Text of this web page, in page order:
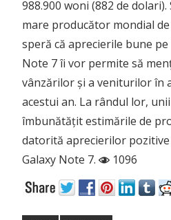
988.900 woni (882 de dolari).
mare producător mondial
speră că aprecierile bune
Note 7 îi vor permite să
vânzărilor și a veniturilor în
acestui an. La rândul lor,
îmbunătățit estimările de
datorită aprecierilor
Galaxy Note 7.
1096